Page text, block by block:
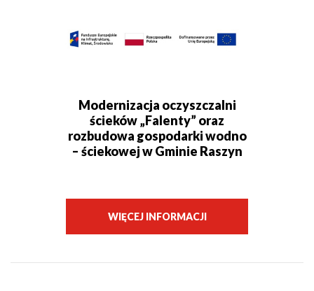
Modernizacja oczyszczalni
ścieków „Falenty” oraz
rozbudowa gospodarki wodno
– ściekowej w Gminie Raszyn
WIĘCEJ INFORMACJI